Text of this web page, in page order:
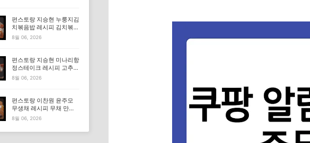
편스토랑 지승현 누룽지김
치볶음밥 레시피 김치볶음
밥 만드는법
8월 06, 2026
편스토랑 지승현 미나리항
정스테이크 레시피 고추장
마요소스 만드는법
8월 06, 2026
편스토랑 이찬원 윤주모
무생채 레시피 무채 만드
는법
8월 06, 2026